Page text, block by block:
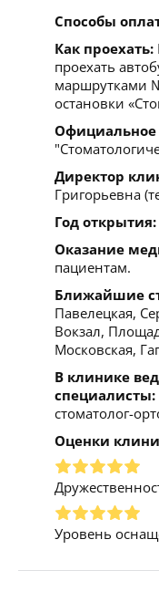
Способы
Как проехать:
проехать
маршрутками
остановки
Официальное
Директор
Григорьевна
Год открытия:
Оказание
пациентам.
Ближайшие
Павелецкая,
Вокзал,
Московская,
В клинике
специалисты:
стоматолог-
Оценки
Уровень